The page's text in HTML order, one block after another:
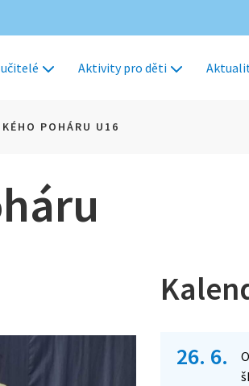
Aktivity pro děti
POHÁRU U16
26. 6.